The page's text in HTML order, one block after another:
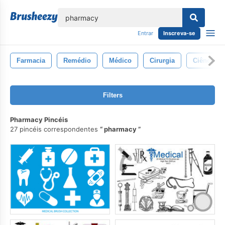
Entrar Inscreva-se
Farmacia Remédio Médico Cirurgia Ciência
Filters
Pharmacy Pincéis
27 pincéis correspondentes
pharmacy